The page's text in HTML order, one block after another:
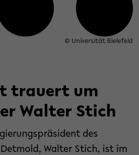
© Universität Bielefeld
trauert um
Walter Stich
des
Walter Stich, ist im